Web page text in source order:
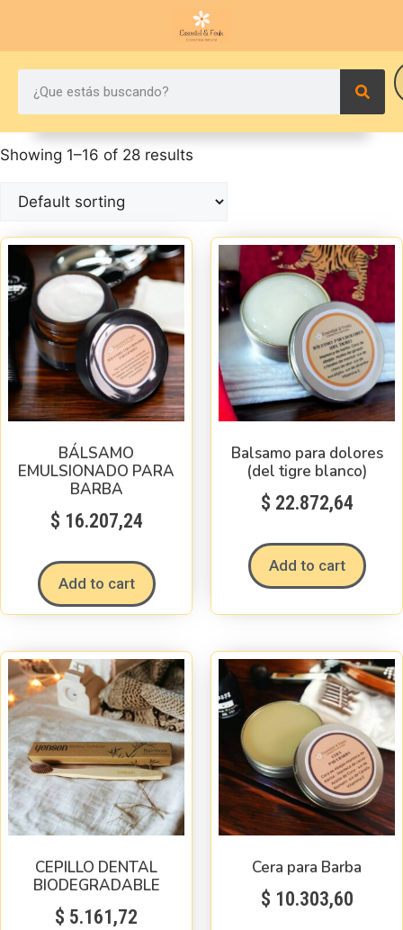
Showing 1–16 of 28 results
BÁLSAMO
EMULSIONADO PARA
BARBA
$ 16.207,24
Add to cart
Balsamo para dolores
(del tigre blanco)
$ 22.872,64
Add to cart
CEPILLO DENTAL
BIODEGRADABLE
$ 5.161,72
Cera para Barba
$ 10.303,60